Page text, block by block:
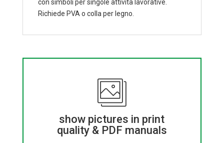
con simboli per singole attività lavorative.
Richiede PVA o colla per legno.
show pictures in print
quality & PDF manuals